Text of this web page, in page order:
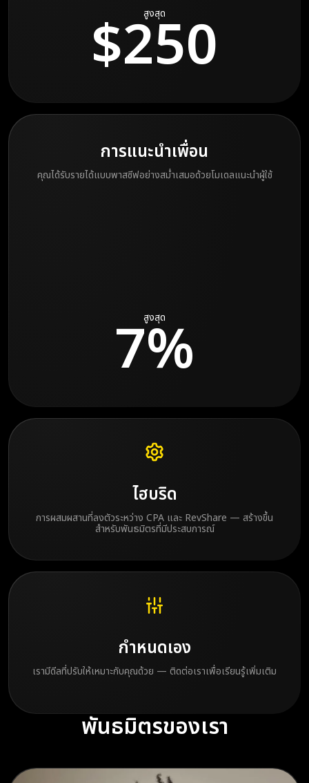
สูงสุด
$250
การแนะนำเพื่อน
คุณได้รับรายได้แบบพาสซีฟอย่างสม่ำเสมอด้วยโมเดลแนะนำผู้ใช้
สูงสุด
7%
ไฮบริด
การผสมผสานที่ลงตัวระหว่าง CPA และ RevShare — สร้างขึ้น
สำหรับพันธมิตรที่มีประสบการณ์
กำหนดเอง
เรามีดีลที่ปรับให้เหมาะกับคุณด้วย — ติดต่อเราเพื่อเรียนรู้เพิ่มเติม
พันธมิตรของเรา